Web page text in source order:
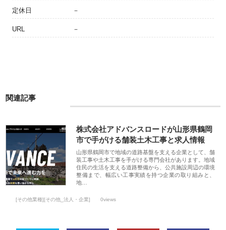
定休日 －
URL －
関連記事
株式会社アドバンスロードが山形県鶴岡
市で手がける舗装土木工事と求人情報
山形県鶴岡市で地域の道路基盤を支える企業として、舗
装工事や土木工事を手がける専門会社があります。地域
住民の生活を支える道路整備から、公共施設周辺の環境
整備まで、幅広い工事実績を持つ企業の取り組みと、
地…
[その他業種][その他_法人・企業] 0views